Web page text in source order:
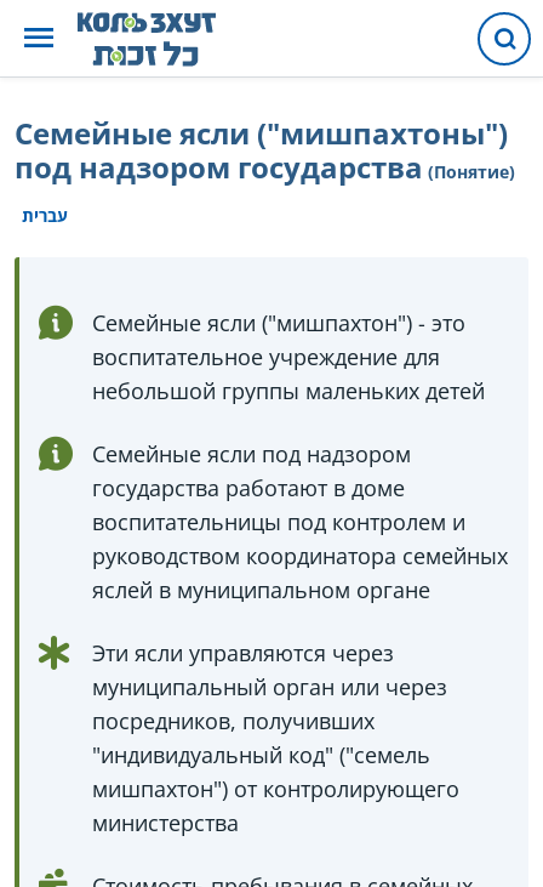
Семейные ясли ("мишпахтоны")
под надзором государства (Понятие)
עברית
Семейные ясли ("мишпахтон") - это
воспитательное учреждение для
небольшой группы маленьких детей
Семейные ясли под надзором
государства работают в доме
воспитательницы под контролем и
руководством координатора семейных
яслей в муниципальном органе
Эти ясли управляются через
муниципальный орган или через
посредников, получивших
"индивидуальный код" ("семель
мишпахтон") от контролирующего
министерства